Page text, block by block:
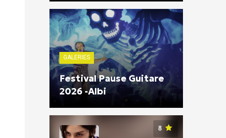
GALERIES
Festival Pause Guitare
2026 -Albi
8